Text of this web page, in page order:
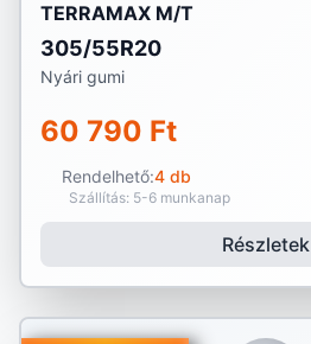
TERRAMAX M/T
305/55R20
Nyári gumi
60 790 Ft
Rendelhető:4 db
Szállítás: 5-6 munkanap
Részletek